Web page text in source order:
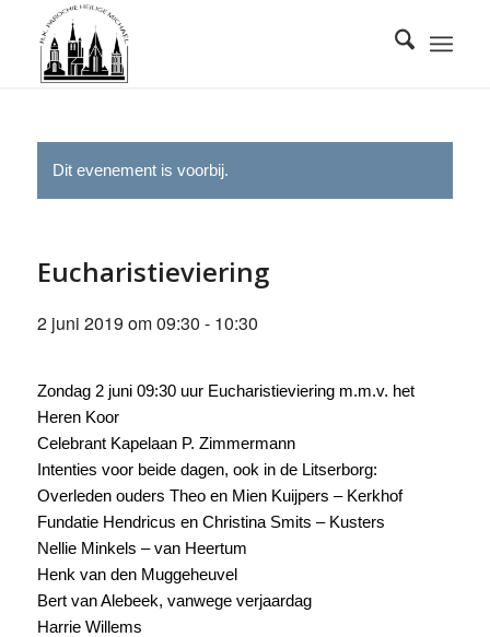
Dit evenement is voorbij.
Eucharistieviering
2 juni 2019 om 09:30 - 10:30
Zondag 2 juni 09:30 uur Eucharistieviering m.m.v. het
Heren Koor
Celebrant Kapelaan P. Zimmermann
Intenties voor beide dagen, ook in de Litserborg:
Overleden ouders Theo en Mien Kuijpers – Kerkhof
Fundatie Hendricus en Christina Smits – Kusters
Nellie Minkels – van Heertum
Henk van den Muggeheuvel
Bert van Alebeek, vanwege verjaardag
Harrie Willems